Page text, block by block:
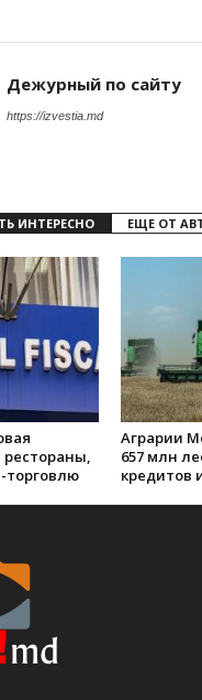
Дежурный по сайту
https://izvestia.md
ИНТЕРЕСНО ЕЩЕ ОТ
рестораны,
торговлю
Аграрии
657 млн
кредитов